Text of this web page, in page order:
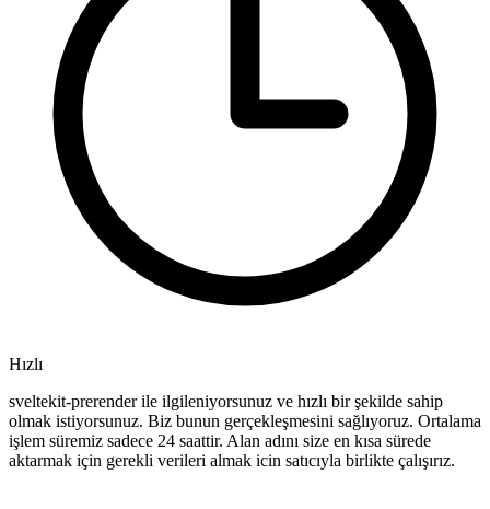
Hızlı
sveltekit-prerender ile ilgileniyorsunuz ve hızlı bir şekilde sahip
olmak istiyorsunuz. Biz bunun gerçekleşmesini sağlıyoruz. Ortalama
işlem süremiz sadece 24 saattir. Alan adını size en kısa sürede
aktarmak için gerekli verileri almak icin satıcıyla birlikte çalışırız.